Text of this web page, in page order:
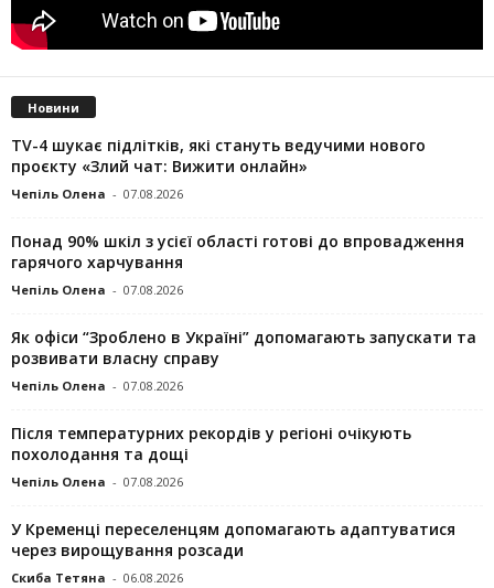
Новини
TV-4 шукає підлітків, які стануть ведучими нового
проєкту «Злий чат: Вижити онлайн»
Чепіль Олена - 07.08.2026
Понад 90% шкіл з усієї області готові до впровадження
гарячого харчування
Чепіль Олена - 07.08.2026
Як офіси “Зроблено в Україні” допомагають запускaти та
розвивати власну справу
Чепіль Олена - 07.08.2026
Після температурних рекордів у регіоні очікують
похолодання та дощі
Чепіль Олена - 07.08.2026
У Кременці переселенцям допомагають адаптуватися
через вирощування розсади
Скиба Тетяна - 06.08.2026